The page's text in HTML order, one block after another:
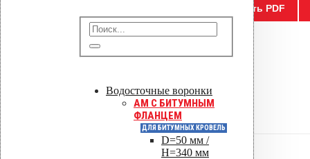
Водосточные воронки
AM C БИТУМНЫМ
ФЛАНЦЕМ
ДЛЯ БИТУМНЫХ КРОВЕЛЬ
D=50 мм /
H=340 мм
Сохранить PDF
0out of 5
( Отзывов пока нет. )
Цена за шт.